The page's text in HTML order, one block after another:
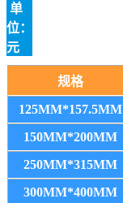
单
位：
元
规格
125MM*157.5MM
150MM*200MM
250MM*315MM
300MM*400MM